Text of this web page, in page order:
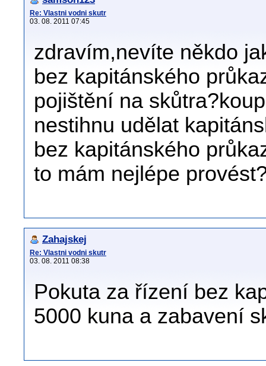
Re: Vlastni vodni skutr
03. 08. 2011 07:45
zdravím,nevíte někdo
bez kapitánského
pojištění na
nestihnu udělat
bez kapitánského
to mám nejlépe
Zahajskej
Re: Vlastni vodni skutr
03. 08. 2011 08:38
Pokuta za řízení bez
5000 kuna a zabavení